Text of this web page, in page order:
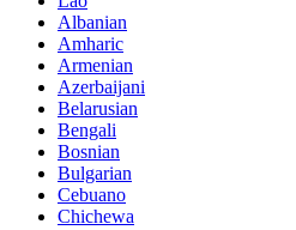
Albanian
Amharic
Armenian
Azerbaijani
Belarusian
Bengali
Bosnian
Bulgarian
Cebuano
Chichewa